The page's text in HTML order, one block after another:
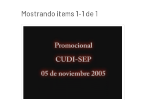
Mostrando ítems 1-1 de 1